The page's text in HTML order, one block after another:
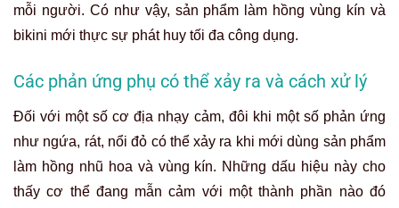
mỗi người. Có như vậy, sản phẩm làm hồng vùng kín và
bikini mới thực sự phát huy tối đa công dụng.
Các phản ứng phụ có thể xảy ra và cách xử lý
Đối với một số cơ địa nhạy cảm, đôi khi một số phản ứng
như ngứa, rát, nổi đỏ có thể xảy ra khi mới dùng sản phẩm
làm hồng nhũ hoa và vùng kín. Những dấu hiệu này cho
thấy cơ thể đang mẫn cảm với một thành phần nào đó